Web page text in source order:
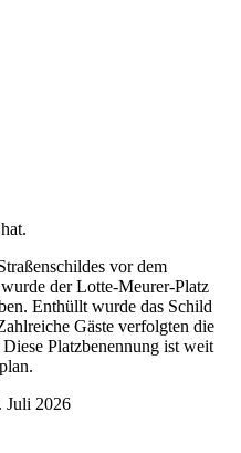
vor dem
der Lotte-Meurer-Platz
Enthüllt wurde das Schild
Gäste verfolgten die
Platzbenennung ist weit
Juli 2026